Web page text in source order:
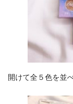
開けて全５色を並